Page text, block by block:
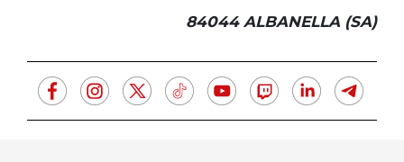
84044 ALBANELLA (SA)